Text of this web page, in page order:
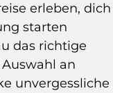
erleben, dich
starten
das richtige
an
unvergessliche